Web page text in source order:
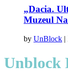
„Dacia.
Muzeul
by UnBlock |
Unblock